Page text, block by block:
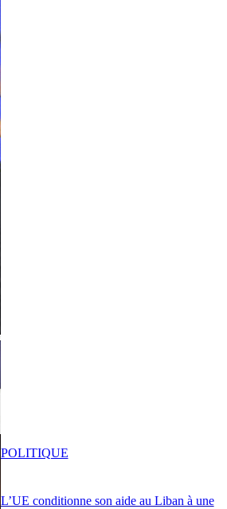
L’UE conditionne son aide au Liban à une
POLITIQUE